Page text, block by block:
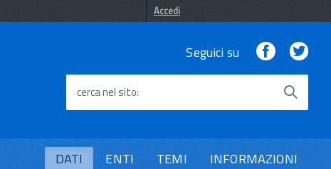
Accedi
Seguici su Facebook
cerca nel sito
DATI ENTI TEMI INFORMAZIONI